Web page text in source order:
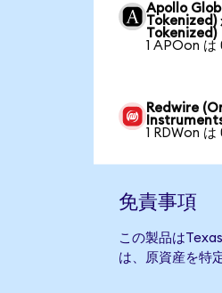
Apollo
Tokenized)
Tokenized)
1 APOon は
Redwire
1 RDWon
免責事項
この製品は
は、原資産を特